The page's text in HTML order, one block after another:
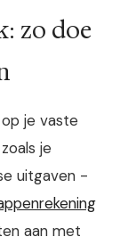
zo doe
je vaste
je
uitgaven -
aan met